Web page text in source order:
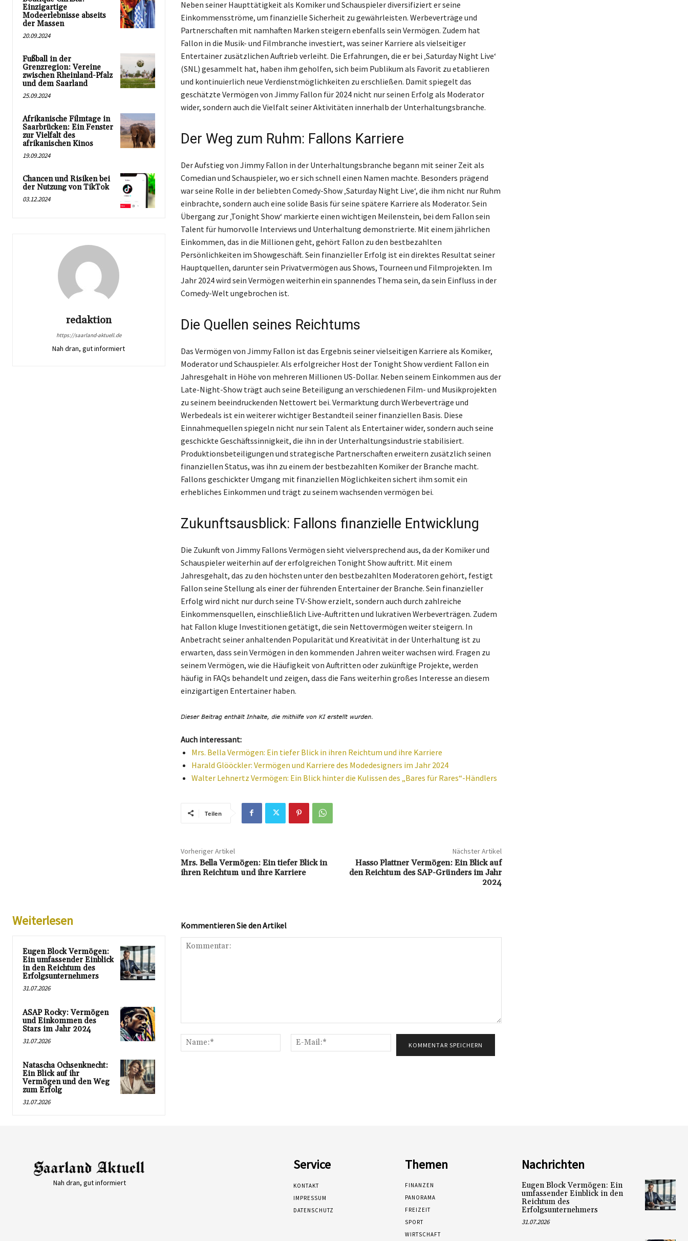
Einzigartige
Modeerlebnisse abseits
der Massen
20.09.2024
Fußball in der
Grenzregion: Vereine
zwischen Rheinland-Pfalz
und dem Saarland
25.09.2024
Afrikanische Filmtage in
Saarbrücken: Ein Fenster
zur Vielfalt des
afrikanischen Kinos
19.09.2024
Chancen und Risiken bei
der Nutzung von TikTok
03.12.2024
redaktion
https://saarland-aktuell.de
Nah dran, gut informiert
Neben seiner Haupttätigkeit als Komiker und Schauspieler diversifiziert er seine
Einkommensströme, um finanzielle Sicherheit zu gewährleisten. Werbeverträge und
Partnerschaften mit namhaften Marken steigern ebenfalls sein Vermögen. Zudem hat
Fallon in die Musik- und Filmbranche investiert, was seiner Karriere als vielseitiger
Entertainer zusätzlichen Auftrieb verleiht. Die Erfahrungen, die er bei ‚Saturday Night Live‘
(SNL) gesammelt hat, haben ihm geholfen, sich beim Publikum als Favorit zu etablieren
und kontinuierlich neue Verdienstmöglichkeiten zu erschließen. Damit spiegelt das
geschätzte Vermögen von Jimmy Fallon für 2024 nicht nur seinen Erfolg als Moderator
wider, sondern auch die Vielfalt seiner Aktivitäten innerhalb der Unterhaltungsbranche.
Der Weg zum Ruhm: Fallons Karriere
Der Aufstieg von Jimmy Fallon in der Unterhaltungsbranche begann mit seiner Zeit als
Comedian und Schauspieler, wo er sich schnell einen Namen machte. Besonders prägend
war seine Rolle in der beliebten Comedy-Show ‚Saturday Night Live‘, die ihm nicht nur Ruhm
einbrachte, sondern auch eine solide Basis für seine spätere Karriere als Moderator. Sein
Übergang zur ‚Tonight Show‘ markierte einen wichtigen Meilenstein, bei dem Fallon sein
Talent für humorvolle Interviews und Unterhaltung demonstrierte. Mit einem jährlichen
Einkommen, das in die Millionen geht, gehört Fallon zu den bestbezahlten
Persönlichkeiten im Showgeschäft. Sein finanzieller Erfolg ist ein direktes Resultat seiner
Hauptquellen, darunter sein Privatvermögen aus Shows, Tourneen und Filmprojekten. Im
Jahr 2024 wird sein Vermögen weiterhin ein spannendes Thema sein, da sein Einfluss in der
Comedy-Welt ungebrochen ist.
Die Quellen seines Reichtums
Das Vermögen von Jimmy Fallon ist das Ergebnis seiner vielseitigen Karriere als Komiker,
Moderator und Schauspieler. Als erfolgreicher Host der Tonight Show verdient Fallon ein
Jahresgehalt in Höhe von mehreren Millionen US-Dollar. Neben seinem Einkommen aus der
Late-Night-Show trägt auch seine Beteiligung an verschiedenen Film- und Musikprojekten
zu seinem beeindruckenden Nettowert bei. Vermarktung durch Werbeverträge und
Werbedeals ist ein weiterer wichtiger Bestandteil seiner finanziellen Basis. Diese
Einnahmequellen spiegeln nicht nur sein Talent als Entertainer wider, sondern auch seine
geschickte Geschäftssinnigkeit, die ihn in der Unterhaltungsindustrie stabilisiert.
Produktionsbeteiligungen und strategische Partnerschaften erweitern zusätzlich seinen
finanziellen Status, was ihn zu einem der bestbezahlten Komiker der Branche macht.
Fallons geschickter Umgang mit finanziellen Möglichkeiten sichert ihm somit ein
erhebliches Einkommen und trägt zu seinem wachsenden vermögen bei.
Zukunftsausblick: Fallons finanzielle Entwicklung
Die Zukunft von Jimmy Fallons Vermögen sieht vielversprechend aus, da der Komiker und
Schauspieler weiterhin auf der erfolgreichen Tonight Show auftritt. Mit einem
Jahresgehalt, das zu den höchsten unter den bestbezahlten Moderatoren gehört, festigt
Fallon seine Stellung als einer der führenden Entertainer der Branche. Sein finanzieller
Erfolg wird nicht nur durch seine TV-Show erzielt, sondern auch durch zahlreiche
Einkommensquellen, einschließlich Live-Auftritten und lukrativen Werbeverträgen. Zudem
hat Fallon kluge Investitionen getätigt, die sein Nettovermögen weiter steigern. In
Anbetracht seiner anhaltenden Popularität und Kreativität in der Unterhaltung ist zu
erwarten, dass sein Vermögen in den kommenden Jahren weiter wachsen wird. Fragen zu
seinem Vermögen, wie die Häufigkeit von Auftritten oder zukünftige Projekte, werden
häufig in FAQs behandelt und zeigen, dass die Fans weiterhin großes Interesse an diesem
einzigartigen Entertainer haben.
Auch interessant:
Mrs. Bella Vermögen: Ein tiefer Blick in ihren Reichtum und ihre Karriere
Harald Glööckler: Vermögen und Karriere des Modedesigners im Jahr 2024
Walter Lehnertz Vermögen: Ein Blick hinter die Kulissen des „Bares für Rares“-Händlers
Teilen
Vorheriger Artikel
Mrs. Bella Vermögen: Ein tiefer Blick in
ihren Reichtum und ihre Karriere
Nächster Artikel
Hasso Plattner Vermögen: Ein Blick auf
den Reichtum des SAP-Gründers im Jahr
2024
Weiterlesen
Eugen Block Vermögen:
Ein umfassender Einblick
in den Reichtum des
Erfolgsunternehmers
31.07.2026
ASAP Rocky: Vermögen
und Einkommen des
Stars im Jahr 2024
31.07.2026
Natascha Ochsenknecht:
Ein Blick auf ihr
Vermögen und den Weg
zum Erfolg
31.07.2026
Kommentieren Sie den Artikel
Name:*
Mail:*
Nah dran, gut informiert
Service
KONTAKT
IMPRESSUM
DATENSCHUTZ
Themen
FINANZEN
PANORAMA
FREIZEIT
SPORT
WIRTSCHAFT
Nachrichten
Eugen Block Vermögen: Ein
umfassender Einblick in den
Reichtum des
Erfolgsunternehmers
31.07.2026